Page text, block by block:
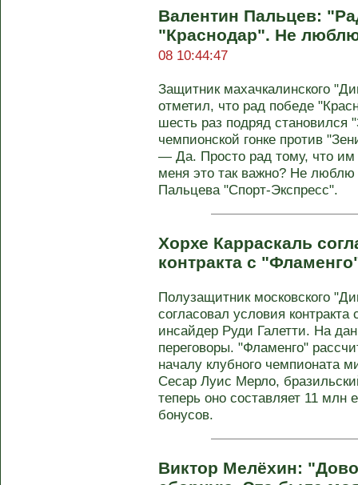
Валентин Пальцев:
"Краснодар". Не
08 10:44:47
Защитник махачкалинского
отметил, что рад победе
шесть раз подряд
чемпионской гонке против
— Да. Просто рад тому, что
меня это так важно? Не люблю
Пальцева "Спорт-Экспресс".
Хорхе Карраскаль
контракта с
Полузащитник московского
согласовал условия
инсайдер Руди Галетти. На
переговоры. "Фламенго"
началу клубного чемпионата
Сесар Луис Мерло,
теперь оно составляет 11 млн
бонусов.
Виктор Мелёхин: